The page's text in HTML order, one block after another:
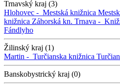
Trnavský kraj (3)
Hlohovec - Mestská knižnica
knižnica Záhorská kn. Trnava -
Fándlyho
Žilinský kraj (1)
Martin - Turčianska knižnica
Banskobystrický kraj (0)